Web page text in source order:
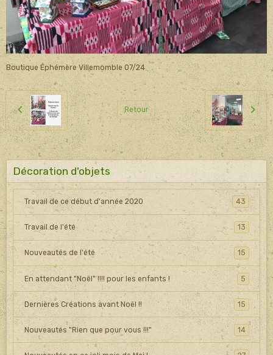
Boutique Éphémère Villemomble 07/24
Retour
Décoration d'objets
Travail de ce début d'année 2020 43
Travail de l'été 13
Nouveautés de l'été 15
En attendant "Noël" !!!! pour les enfants ! 5
Dernières Créations avant Noël !! 15
Nouveautés "Rien que pour vous !!!" 14